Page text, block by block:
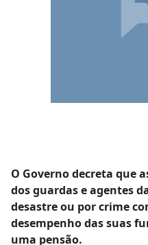
O Governo decreta que
dos guardas e agentes
desastre ou por crime
desempenho das suas
uma pensão.